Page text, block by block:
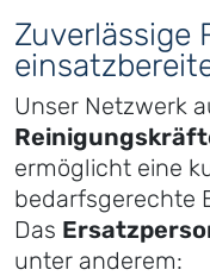
Zuverlässige
Unser Netzwerk
ermöglicht eine
bedarfsgerechte
Das
unter anderem: